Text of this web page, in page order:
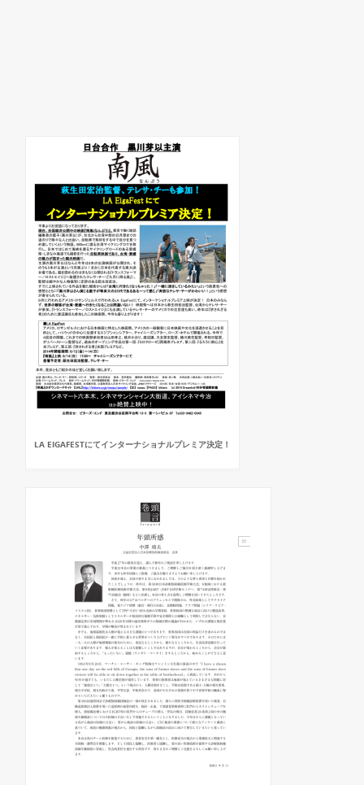
LA EIGAFESTにてインターナショナルプレミア決定！